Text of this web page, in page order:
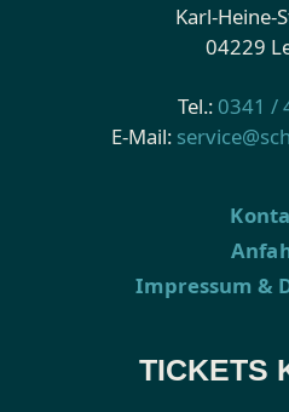
Karl-Heine-
04229
Tel.: 0341 /
E-Mail:
Impressum &
TICKETS